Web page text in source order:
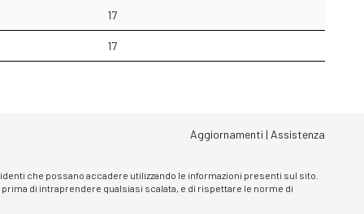
17
17
Aggiornamenti | Assistenza
che possano accadere utilizzando le informazioni presenti sul sito.
di intraprendere qualsiasi scalata, e di rispettare le norme di